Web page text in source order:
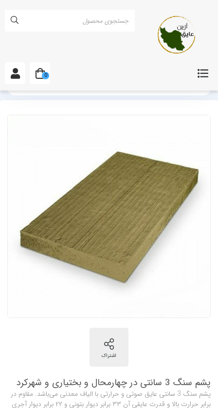
پشم سنگ 3 سانتی در چهارمحال و بختیاری و شهرکرد
پشم سنگ 3 سانتی عایق صوتی و حرارتی با الیاف معدنی می‌باشد. مقاوم در
برابر حرارت بالا و قدرت عایقی آن ۳۳ برابر دیوار بتونی و ۲۲ برابر دیوار آجری
0